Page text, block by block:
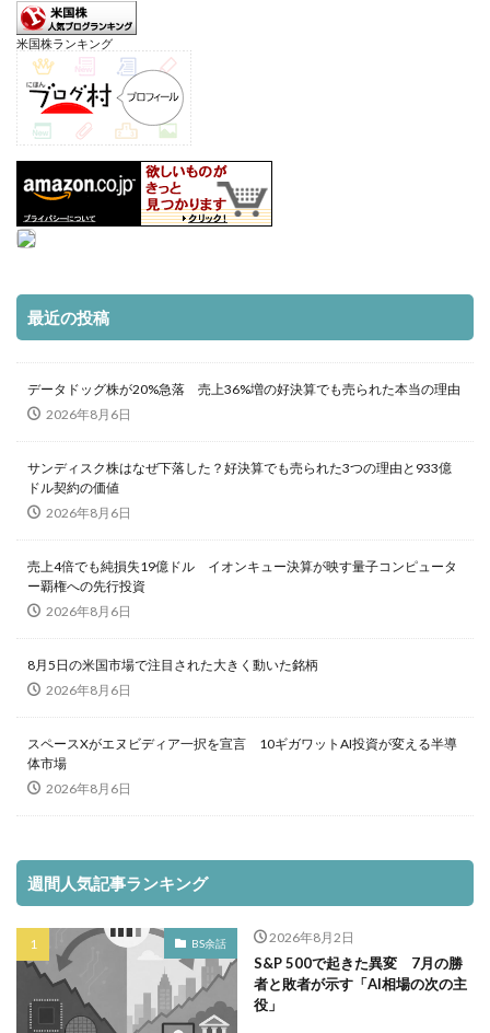
米国株ランキング
最近の投稿
データドッグ株が20%急落 売上36%増の好決算でも売られた本当の理由
2026年8月6日
サンディスク株はなぜ下落した？好決算でも売られた3つの理由と933億
ドル契約の価値
2026年8月6日
売上4倍でも純損失19億ドル イオンキュー決算が映す量子コンピュータ
ー覇権への先行投資
2026年8月6日
8月5日の米国市場で注目された大きく動いた銘柄
2026年8月6日
スペースXがエヌビディア一択を宣言 10ギガワットAI投資が変える半導
体市場
2026年8月6日
週間人気記事ランキング
BS余話 2026年8月2日
S&P 500で起きた異変 7月の勝
者と敗者が示す「AI相場の次の主
役」